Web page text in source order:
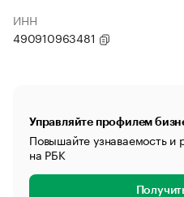
ИНН
490910963481
Управляйте профилем
Повышайте узнаваемость и
на РБК